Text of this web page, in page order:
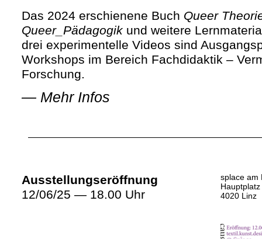
Das 2024 erschienene Buch Queer
Queer_Pädagogik und weitere
drei experimentelle Videos sind
Workshops im Bereich Fachdidaktik –
Forschung.
— Mehr Infos
Ausstellungseröffnung
12/06/25 — 18.00 Uhr
splace am
Hauptplatz
4020 Linz